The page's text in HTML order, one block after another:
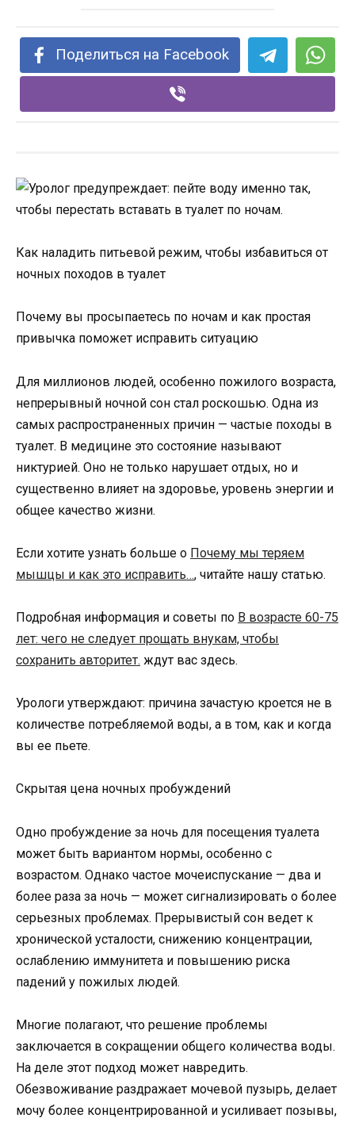
Поделиться на Facebook
Как наладить питьевой режим, чтобы избавиться от
ночных походов в туалет
Почему вы просыпаетесь по ночам и как простая
привычка поможет исправить ситуацию
Для миллионов людей, особенно пожилого возраста,
непрерывный ночной сон стал роскошью. Одна из
самых распространенных причин — частые походы в
туалет. В медицине это состояние называют
никтурией. Оно не только нарушает отдых, но и
существенно влияет на здоровье, уровень энергии и
общее качество жизни.
Если хотите узнать больше о Почему мы теряем
мышцы и как это исправить…, читайте нашу статью.
Подробная информация и советы по В возрасте 60-75
лет: чего не следует прощать внукам, чтобы
сохранить авторитет. ждут вас здесь.
Урологи утверждают: причина зачастую кроется не в
количестве потребляемой воды, а в том, как и когда
вы ее пьете.
Скрытая цена ночных пробуждений
Одно пробуждение за ночь для посещения туалета
может быть вариантом нормы, особенно с
возрастом. Однако частое мочеиспускание — два и
более раза за ночь — может сигнализировать о более
серьезных проблемах. Прерывистый сон ведет к
хронической усталости, снижению концентрации,
ослаблению иммунитета и повышению риска
падений у пожилых людей.
Многие полагают, что решение проблемы
заключается в сокращении общего количества воды.
На деле этот подход может навредить.
Обезвоживание раздражает мочевой пузырь, делает
мочу более концентрированной и усиливает позывы,